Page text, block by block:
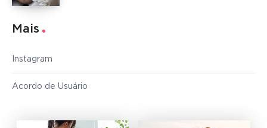
Mais
Instagram
Acordo de Usuário